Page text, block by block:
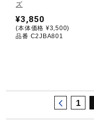
ズ
¥3,850
(本体価格 ¥3,500)
品番 C2JBA801
1